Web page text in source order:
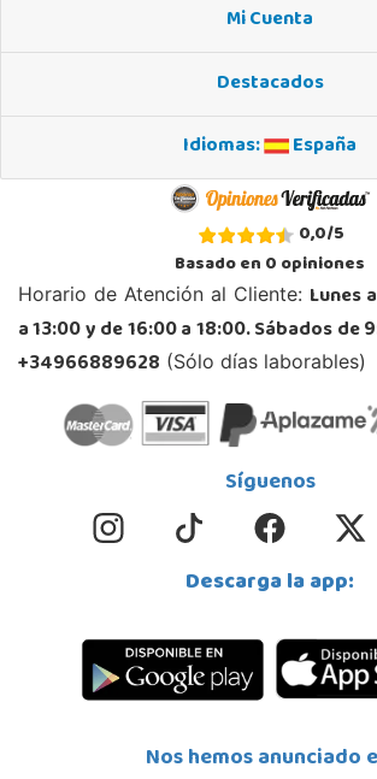
Mi Cuenta
Destacados
Idiomas:
España
0,0/5
Basado en0opiniones
Horario de Atención al Cliente: Lunes
a 13:00 y de 16:00 a 18:00. Sábados de
+34966889628 (Sólo días laborables)
Síguenos
Descarga la app:
Nos hemos anunciado